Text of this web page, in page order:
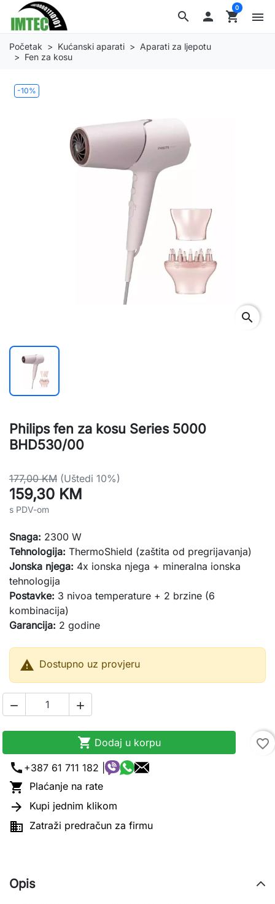
search  shopping_cart
0
menu
Početak Kućanski aparati
Aparati za ljepotu
Fen za kosu
-10%
search
Philips fen za kosu Series 5000
BHD530/00
177,00 KM (Uštedi 10%)
159,30 KM
s PDV-om
Snaga: 2300 W
Tehnologija: ThermoShield (zaštita od pregrijavanja)
Jonska njega: 4x ionska njega + mineralna ionska
tehnologija
Postavke: 3 nivoa temperature + 2 brzine (6
kombinacija)
Garancija: 2 godine
 Dostupno uz provjeru
 
 Dodaj u korpu
favorite_border
call +387 61 711 182 |
 Plaćanje na rate
 Kupi jednim klikom
 Zatraži predračun za firmu
Opis